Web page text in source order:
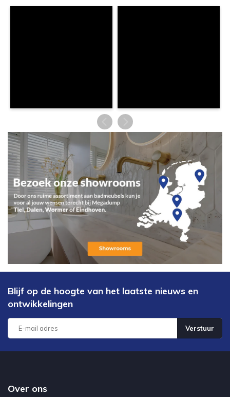
Blijf op de hoogte van het laatste nieuws en
ontwikkelingen
Verstuur
Over ons